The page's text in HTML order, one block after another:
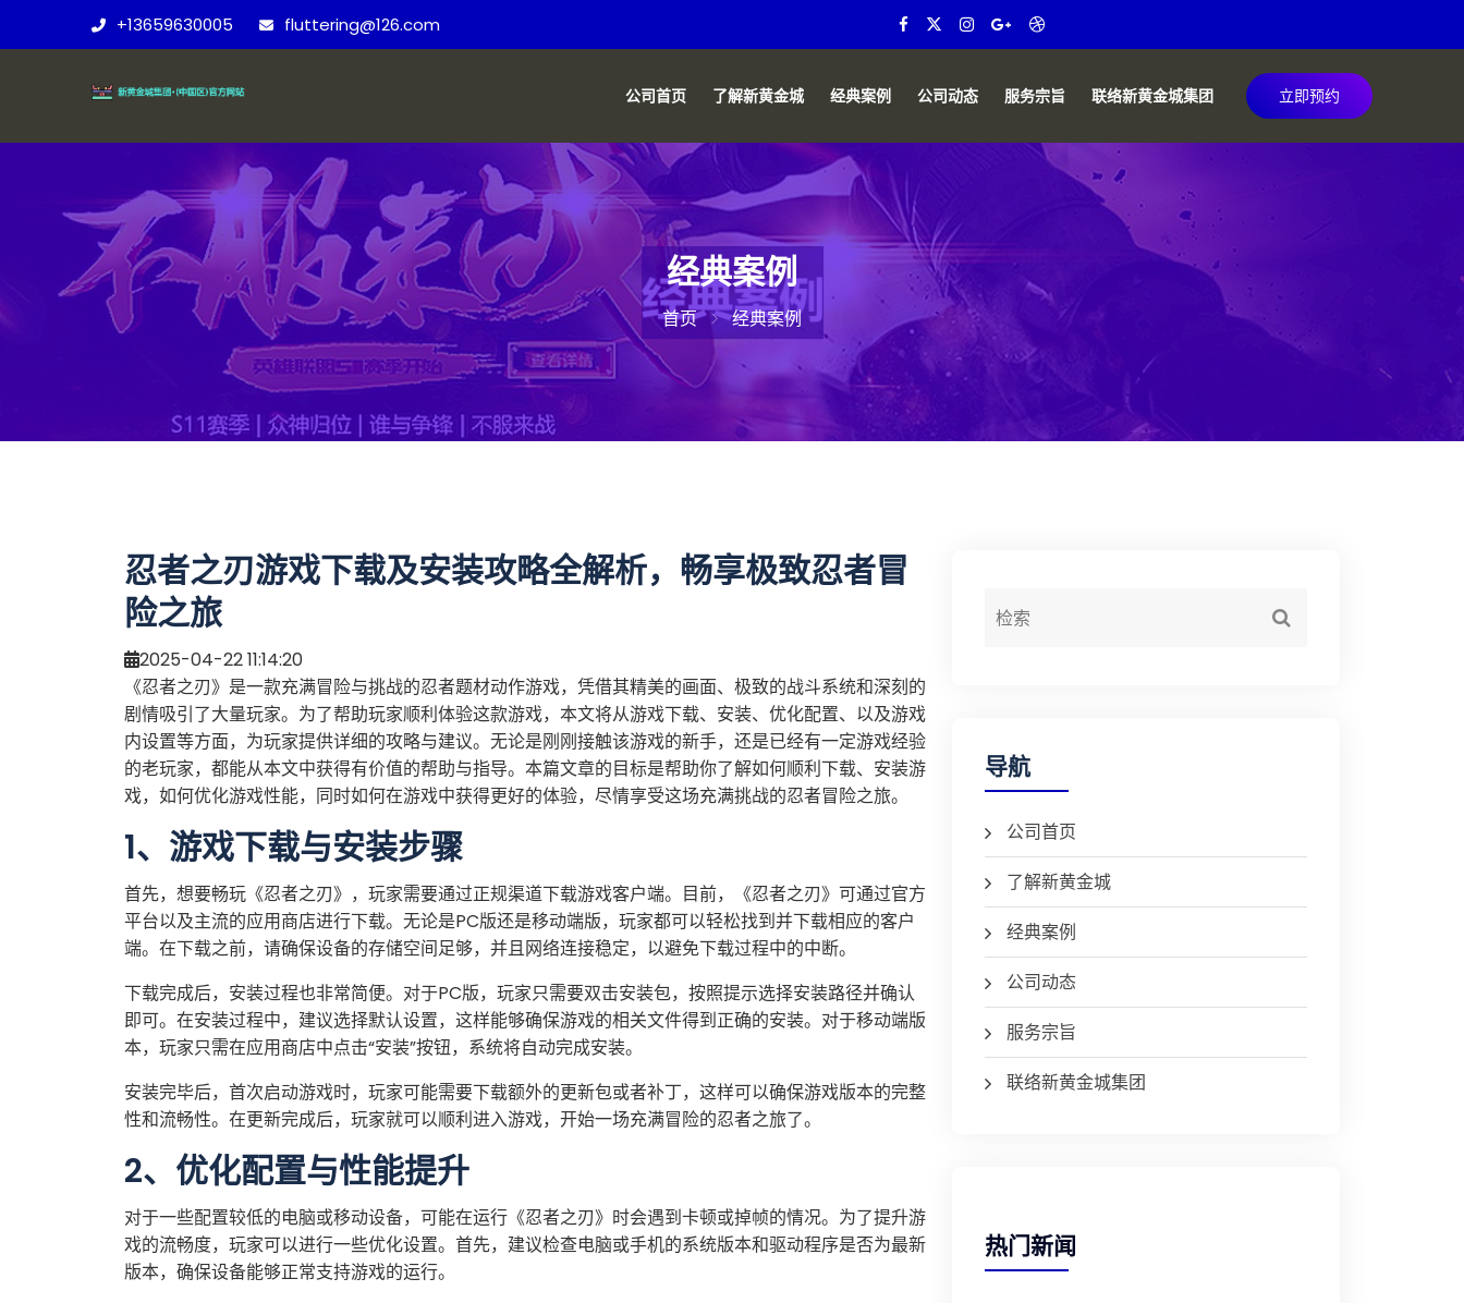
+13659630005 fluttering@126.com
公司首页 了解新黄金城 经典案例 公司动态 服务宗旨 联络新黄金城集团 立即预约
经典案例
首页 经典案例
忍者之刃游戏下载及安装攻略全解析，畅享极致忍者冒
险之旅
2025-04-22 11:14:20
《忍者之刃》是一款充满冒险与挑战的忍者题材动作游戏，凭借其精美的画面、极致的战斗系统和深刻的
剧情吸引了大量玩家。为了帮助玩家顺利体验这款游戏，本文将从游戏下载、安装、优化配置、以及游戏
内设置等方面，为玩家提供详细的攻略与建议。无论是刚刚接触该游戏的新手，还是已经有一定游戏经验
的老玩家，都能从本文中获得有价值的帮助与指导。本篇文章的目标是帮助你了解如何顺利下载、安装游
戏，如何优化游戏性能，同时如何在游戏中获得更好的体验，尽情享受这场充满挑战的忍者冒险之旅。
1、游戏下载与安装步骤
首先，想要畅玩《忍者之刃》，玩家需要通过正规渠道下载游戏客户端。目前，《忍者之刃》可通过官方
平台以及主流的应用商店进行下载。无论是PC版还是移动端版，玩家都可以轻松找到并下载相应的客户
端。在下载之前，请确保设备的存储空间足够，并且网络连接稳定，以避免下载过程中的中断。
下载完成后，安装过程也非常简便。对于PC版，玩家只需要双击安装包，按照提示选择安装路径并确认
即可。在安装过程中，建议选择默认设置，这样能够确保游戏的相关文件得到正确的安装。对于移动端版
本，玩家只需在应用商店中点击“安装”按钮，系统将自动完成安装。
安装完毕后，首次启动游戏时，玩家可能需要下载额外的更新包或者补丁，这样可以确保游戏版本的完整
性和流畅性。在更新完成后，玩家就可以顺利进入游戏，开始一场充满冒险的忍者之旅了。
2、优化配置与性能提升
对于一些配置较低的电脑或移动设备，可能在运行《忍者之刃》时会遇到卡顿或掉帧的情况。为了提升游
戏的流畅度，玩家可以进行一些优化设置。首先，建议检查电脑或手机的系统版本和驱动程序是否为最新
版本，确保设备能够正常支持游戏的运行。
导航
公司首页
了解新黄金城
经典案例
公司动态
服务宗旨
联络新黄金城集团
热门新闻